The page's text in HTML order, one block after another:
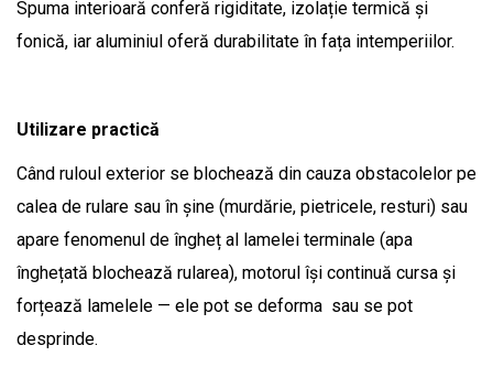
Spuma interioară conferă rigiditate, izolație termică și
fonică, iar aluminiul oferă durabilitate în fața intemperiilor.
Utilizare practică
Când ruloul exterior se blochează din cauza obstacolelor pe
calea de rulare sau în șine (murdărie, pietricele, resturi) sau
apare fenomenul de îngheț al lamelei terminale (apa
înghețată blochează rularea), motorul își continuă cursa și
forțează lamelele — ele pot se deforma sau se pot
desprinde.